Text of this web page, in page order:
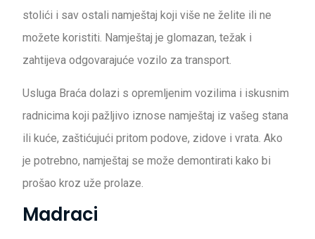
stolići i sav ostali namještaj koji više ne želite ili ne
možete koristiti. Namještaj je glomazan, težak i
zahtijeva odgovarajuće vozilo za transport.
Usluga Braća dolazi s opremljenim vozilima i iskusnim
radnicima koji pažljivo iznose namještaj iz vašeg stana
ili kuće, zaštićujući pritom podove, zidove i vrata. Ako
je potrebno, namještaj se može demontirati kako bi
prošao kroz uže prolaze.
Madraci